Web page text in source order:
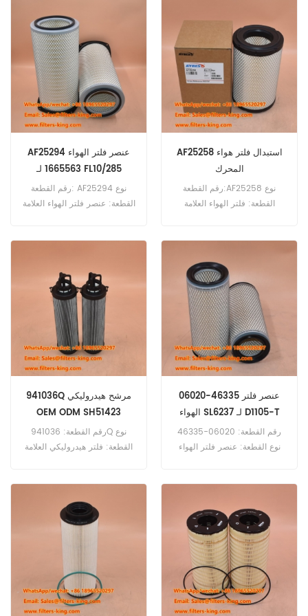
المتقاطع 17744-23600-71
للاستخدام في تويوتا 02-6 FD
25،02-6 FD 33،02-6 FD
35،02-6 FD 40،02-6 FD
45،02-7 FDF 15،02-7 FDF
18،02-7 FDF 25،02-7 FDF
30،02-7 FDF 35.
المتقاطع 82003726 للاستخدام
مع New Holland 5640 6640
7740 7840 8160 8260 M100
M115 TM115 TS100 TS110
TS115 TS80 TS90.
AF25294 عنصر فلتر الهواء
1665563 لـ FL10/285
رقم القطعة: AF25294 نوع
القطعة: عنصر فلتر الهواء العلامة
يُستخدم لسيارات فولفو
FL10/285 FL10/310 FL10/320
FL10/350
AF25258 استبدال فلتر هواء
المحرك
رقم القطعة:AF25258 نوع
القطعة: فلتر الهواء العلامة
P536733 RS3707
1001069804 15998574
لشاحنات شيفروليه وجي إم سي
941036Q مرشح هيدروليكي
OEM ODM SH51423
رقم القطعة: 941036Q نوع
القطعة: فلتر هيدروليكي العلامة
06020-46335 عنصر فلتر
الهواء SL6237 لـ D1105-T
رقم القطعة: 06020-46335
نوع القطعة: عنصر فلتر الهواء
الهواء مرجع متقاطع SL6237
P606953 للاستخدام في محرك
كوبوتا D1105 D1105-T D1703-
M V2203-M.